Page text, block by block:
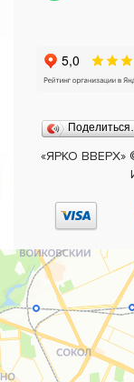
«ЯРКО ВВЕРХ»